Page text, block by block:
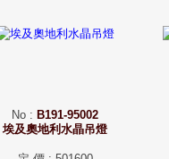
No : B191-95002
埃及奧地利水晶吊燈